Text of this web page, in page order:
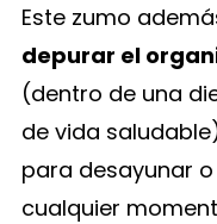
Este zumo
depurar el
(dentro de una
de vida
para desayunar
cualquier